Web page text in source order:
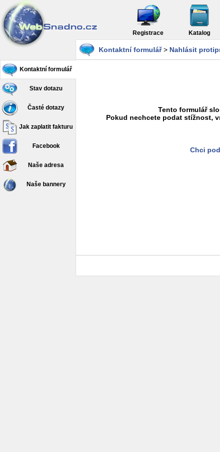
Registrace Katalog
Kontaktní formulář
Stav dotazu
Časté dotazy
Jak zaplatit fakturu
Facebook
Naše adresa
Naše bannery
Kontaktní formulář> Nahlásit
Tento formulář
Pokud nechcete podat stížnost,
Chci